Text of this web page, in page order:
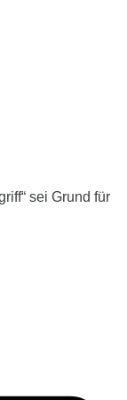
sei Grund für